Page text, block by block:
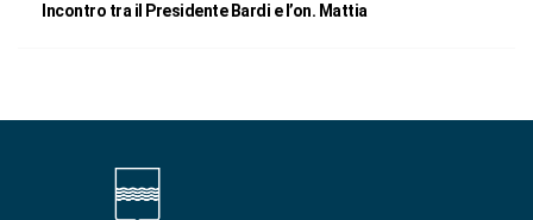
Incontro tra il Presidente Bardi e l’on. Mattia